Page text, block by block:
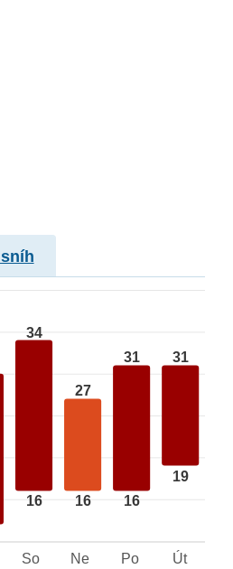
34
16
27
16
31
16
31
19
So Ne Po Út